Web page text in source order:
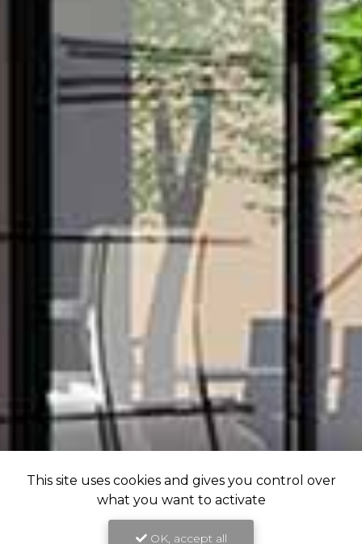
This site uses cookies and gives you control over
what you want to activate
OK, accept all